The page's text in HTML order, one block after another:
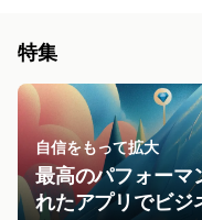
特集
自信をもって拡大
最高のパフォーマ
れたアプリでビジ